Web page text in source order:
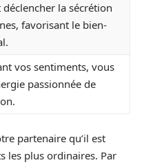
la sécrétion
favorisant le bien-
vos sentiments, vous
passionnée de
partenaire qu’il est
les plus ordinaires. Par